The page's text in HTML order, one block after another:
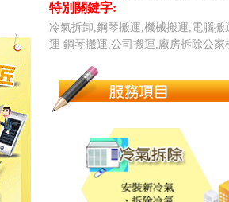
特別關鍵字:
冷氣拆卸,鋼琴搬運,機械搬運,電腦
運 鋼琴搬運,公司搬運,廠房拆除公家